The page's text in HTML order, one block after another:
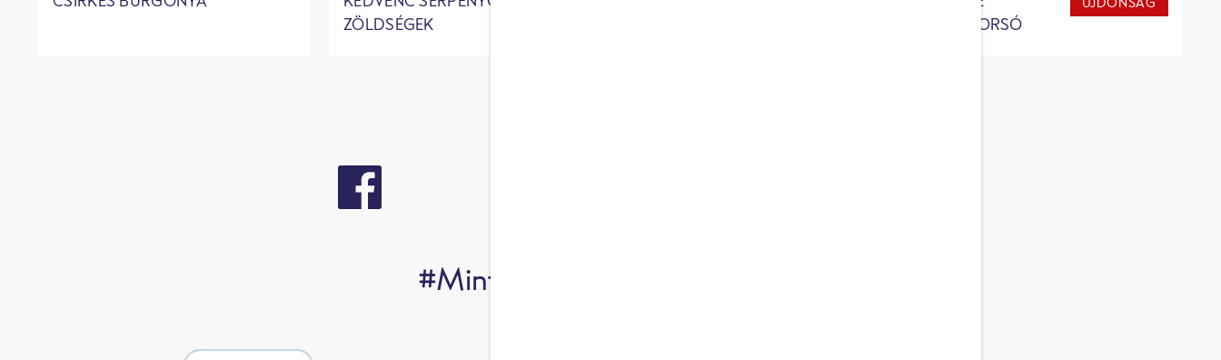
ZÖLDSÉGEK
ZÖLDBORSÓ
#MintATeFőztödDeMiFőztük